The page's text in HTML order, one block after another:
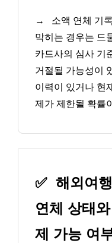
→
소액 연체 기
막히는 경우는 드
카드사의 심사 기
거절될 가능성이
이력이 있거나 현
제가 제한될 확률
✅ 해외여
연체 상태
제 가능 여